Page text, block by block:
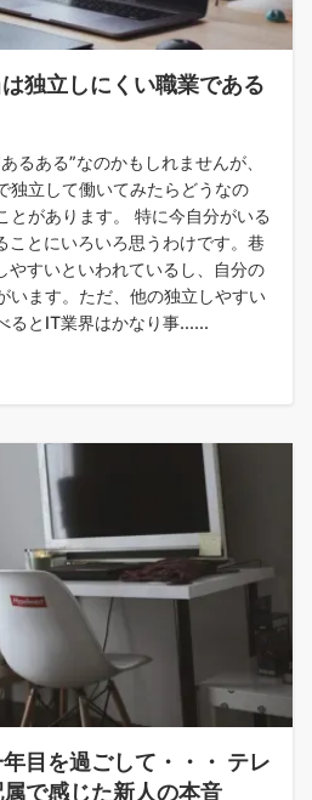
独立しにくい職業である
るある”なのかもしれませんが、
独立して働いてみたらどうなの
とがあります。 特に今自分がいる
ことにいろいろ思うわけです。巷
やすいといわれているし、自分の
います。ただ、他の独立しやすい
るとIT業界はかなり事......
目を過ごして・・・ テレ
で感じた新人の本音